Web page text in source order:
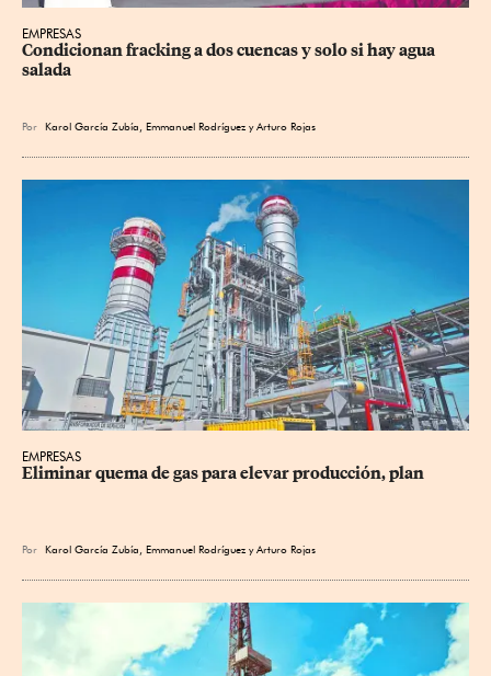
EMPRESAS
Condicionan fracking a dos cuencas y solo si hay agua
salada
Por Karol García Zubía Emmanuel Rodríguez yArturo Rojas
EMPRESAS
Eliminar quema de gas para elevar producción, plan
Por Karol García Zubía, Emmanuel Rodríguez yArturo Rojas